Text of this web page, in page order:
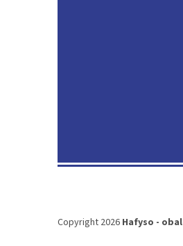
Copyright 2026 Hafyso -